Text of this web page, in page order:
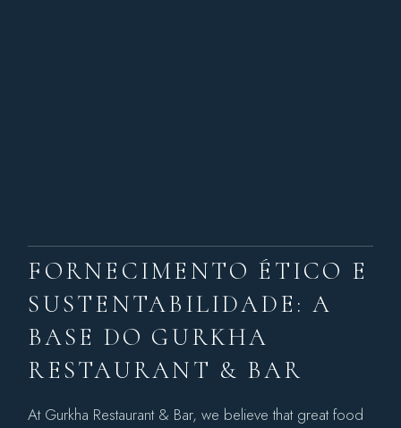
FORNECIMENTO ÉTICO E
SUSTENTABILIDADE: A
BASE DO GURKHA
RESTAURANT & BAR
At Gurkha Restaurant & Bar, we believe that great food